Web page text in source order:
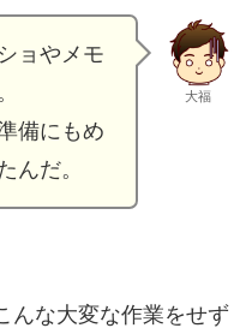
ョやメモ
備にもめ
んだ。
大福
んな大変な作業をせず